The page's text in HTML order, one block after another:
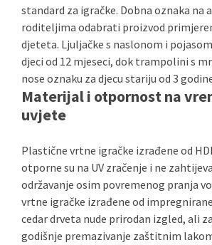
standard za igračke. Dobna oznaka na
roditeljima odabrati proizvod
djeteta. Ljuljačke s naslonom i
djeci od 12 mjeseci, dok trampolini s
nose oznaku za djecu stariju od 3
Materijal i otpornost na
uvjete
Plastične vrtne igračke izrađene od
otporne su na UV zračenje i ne
održavanje osim povremenog pranja
vrtne igračke izrađene od
cedar drveta nude prirodan izgled, ali
godišnje premazivanje zaštitnim